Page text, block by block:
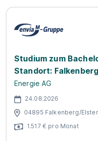
Studium zum
Standort:
Energie AG
24.08.2026
04895 Falkenberg/
1.517 € pro Monat